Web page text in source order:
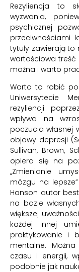
Rezyliencja to
wyzwania,
psychicznej
przeciwnościami
tytuły zawierają
wartościowa treść
można i warto
Warto to robić
Uniwersytecie
rezyliencji
wpływa na
poczucia własnej
objawy depresji
Sullivan, Brown,
opiera się na
„Zmienianie
mózgu na lepsze”
Hanson autor
na bazie
większej
każdej innej
praktykowanie i
mentalne.
czasu i energii,
podobnie jak